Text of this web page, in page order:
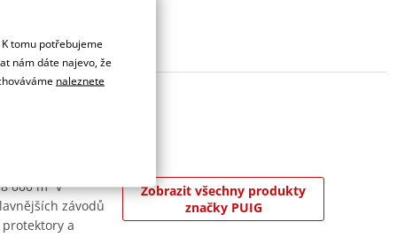
000 m² v
závodů
a
Zobrazit všechny produkty
značky PUIG
tomu potřebujeme
nám dáte najevo, že
naleznete